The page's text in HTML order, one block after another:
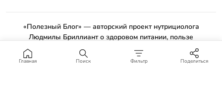
«Полезный Блог» — авторский проект нутрициолога
Людмилы Бриллиант о здоровом питании, пользе
продуктов и проверенных рецептах.
Материалы сайта носят ознакомительный характер и не
Главная Поиск Фильтр Поделиться